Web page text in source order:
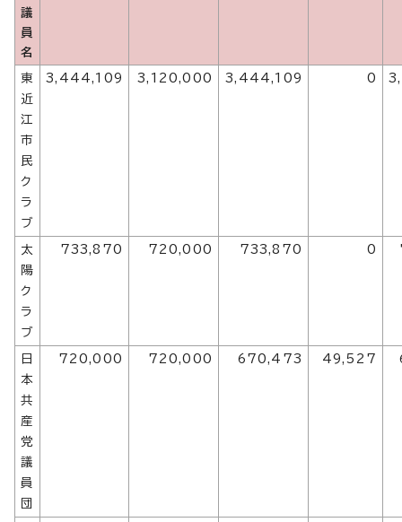
議
員
名
東
近
江
市
民
ク
ラ
ブ
3,444,109 3,120,000 3,444,109 0
太
陽
ク
ラ
ブ
733,870 720,000 733,870 0
日
本
共
産
党
議
員
団
720,000 720,000 670,473 49,527